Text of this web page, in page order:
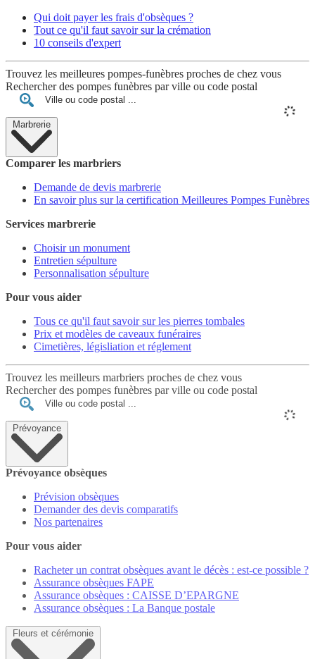
Qui doit payer les frais d'obsèques ?
Tout ce qu'il faut savoir sur la crémation
10 conseils d'expert
Trouvez les meilleures pompes-funèbres proches de chez vous
Rechercher des pompes funèbres par ville ou code postal
Marbrerie
Comparer les marbriers
Demande de devis marbrerie
En savoir plus sur la certification Meilleures Pompes Funèbres
Services marbrerie
Choisir un monument
Entretien sépulture
Personnalisation sépulture
Pour vous aider
Tous ce qu'il faut savoir sur les pierres tombales
Prix et modèles de caveaux funéraires
Cimetières, législiation et réglement
Trouvez les meilleurs marbriers proches de chez vous
Rechercher des pompes funèbres par ville ou code postal
Prévoyance
Prévoyance obsèques
Prévision obsèques
Demander des devis comparatifs
Nos partenaires
Pour vous aider
Racheter un contrat obsèques avant le décès : est-ce possible ?
Assurance obsèques FAPE
Assurance obsèques : CAISSE D’EPARGNE
Assurance obsèques : La Banque postale
Fleurs et cérémonie